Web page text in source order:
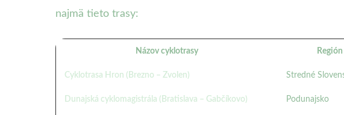
najmä tieto trasy:
Názov cyklotrasy Región
Cyklotrasa Hron (Brezno – Zvolen) Stredné
Dunajská cyklomagistrála (Bratislava – Gabčíkovo) Podunajsko